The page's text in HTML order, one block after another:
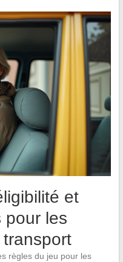
et
pour les
règles du jeu pour les